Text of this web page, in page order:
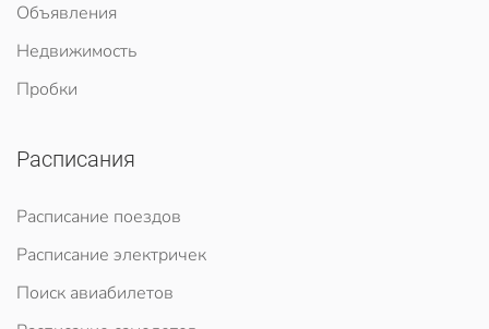
Объявления
Недвижимость
Пробки
Расписания
Расписание поездов
Расписание электричек
Поиск авиабилетов